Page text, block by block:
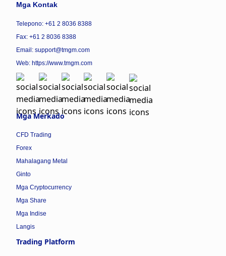
Mga Kontak
Telepono: +61 2 8036 8388
Fax: +61 2 8036 8388
Email: support@tmgm.com
Web: https://www.tmgm.com
Mga Merkado
CFD Trading
Forex
Mahalagang Metal
Ginto
Mga Cryptocurrency
Mga Share
Mga Indise
Langis
Trading Platform